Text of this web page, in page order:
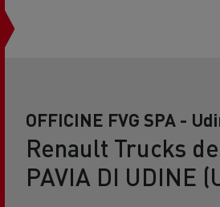
OFFICINE FVG SPA -
Renault Trucks
PAVIA DI UDINE